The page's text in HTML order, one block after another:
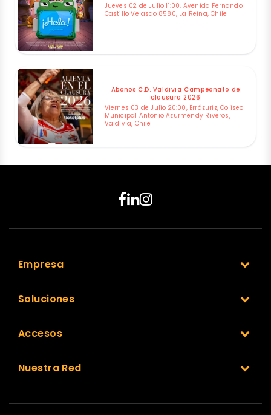
Jueves 02 de Julio 11:00, Avenida Fernando
Castillo Velasco 8580, La Reina, Chile
Abonos C.D. Valdivia Campeonato de
clausura 2026
Viernes 03 de Julio 20:00, Errázuriz, Coliseo
Municipal Antonio Azurmendy Riveros,
Valdivia, Chile
Empresa
Soluciones
Accesos
Nuestra Red